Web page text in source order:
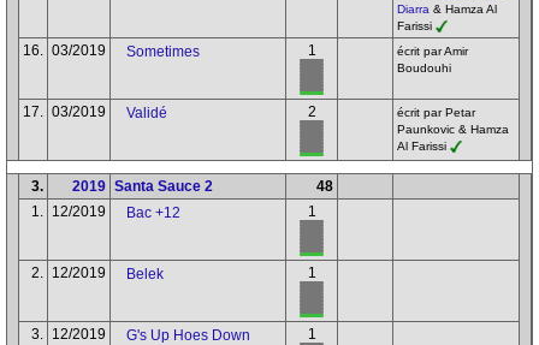
Diarra & Hamza Al
Farissi
16. 03/2019 Sometimes 1
écrit par Amir
Boudouhi
17. 03/2019 Validé 2
écrit par Petar
Paunkovic & Hamza
Al Farissi
3. 2019 Santa Sauce 2
48
1. 12/2019 Bac +12 1
2. 12/2019 Belek 1
3. 12/2019 G's Up Hoes Down 1